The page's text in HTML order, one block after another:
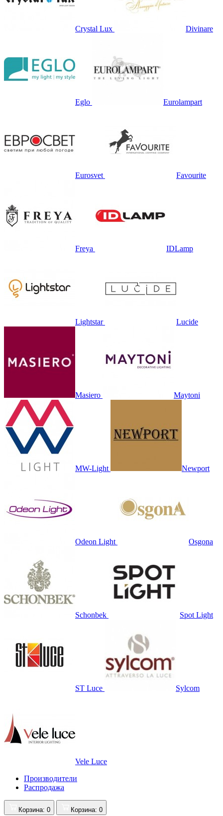
Crystal Lux Divinare
Eglo Eurolampart
Eurosvet Favourite
Freya IDLamp
Lightstar Lucide
Masiero Maytoni
MW-Light Newport
Odeon Light Osgona
Schonbek Spot Light
ST Luce Sylcom
Vele Luce
Производители
Распродажа
Корзина: 0 Корзина: 0